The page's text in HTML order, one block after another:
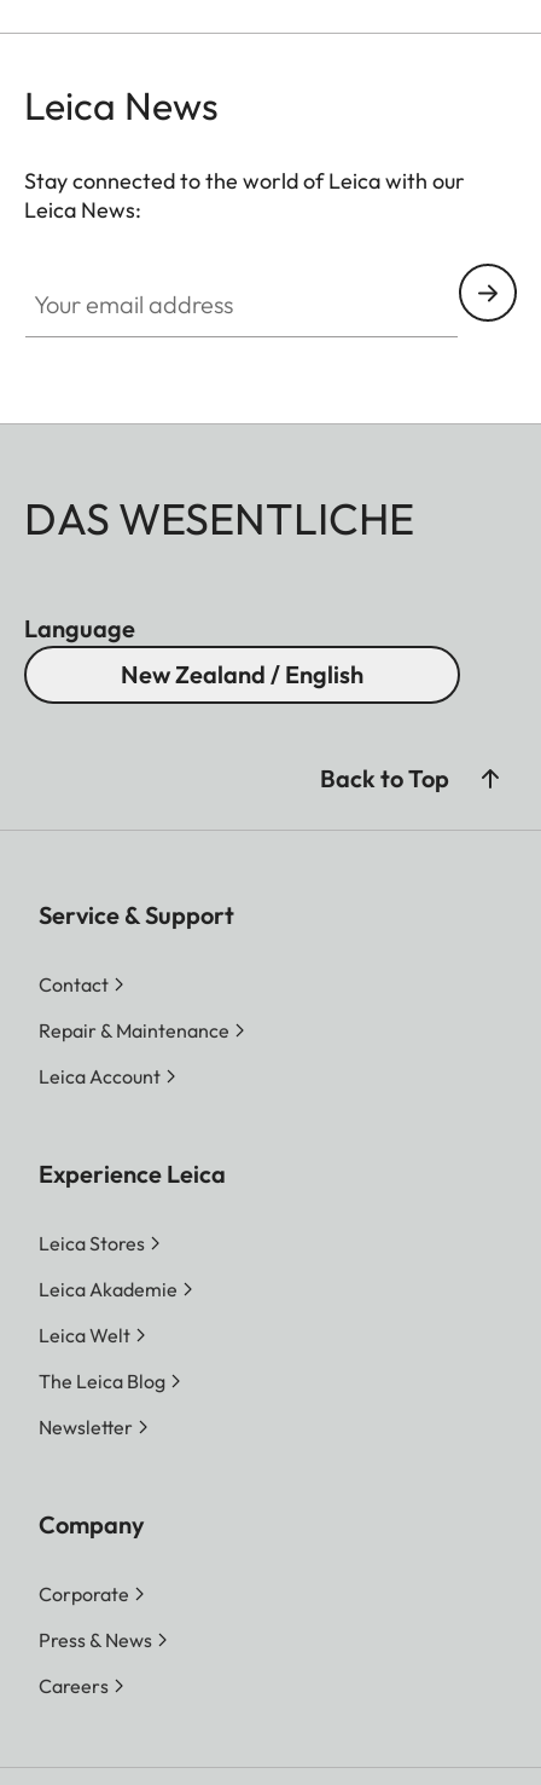
Leica News
Stay connected to the world of Leica with our
Leica News:
DAS WESENTLICHE
Language
New Zealand / English
Back to Top
Service & Support
Contact
Repair & Maintenance
Leica Account
Experience Leica
Leica Stores
Leica Akademie
Leica Welt
The Leica Blog
Newsletter
Company
Corporate
Press & News
Careers